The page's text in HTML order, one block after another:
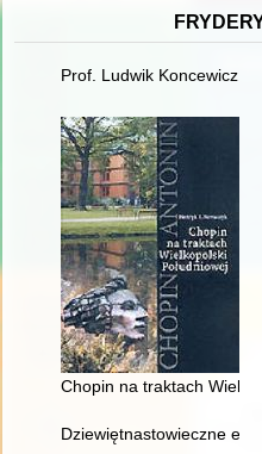
Prof. Ludwik Koncewicz
Chopin na traktach
Dziewiętnastowieczne